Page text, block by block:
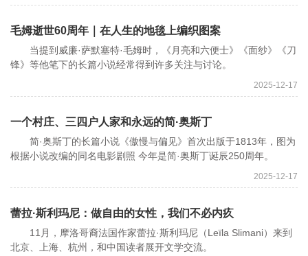
毛姆逝世60周年｜在人生的地毯上编织图案
当提到威廉·萨默塞特·毛姆时，《月亮和六便士》《面纱》《刀
锋》等他笔下的长篇小说经常得到许多关注与讨论。
2025-12-17
一个村庄、三四户人家和永远的简·奥斯丁
简·奥斯丁的长篇小说《傲慢与偏见》首次出版于1813年，图为
根据小说改编的同名电影剧照 今年是简·奥斯丁诞辰250周年。
2025-12-17
蕾拉·斯利玛尼：做自由的女性，我们不必内疚
11月，摩洛哥裔法国作家蕾拉·斯利玛尼（Leïla Slimani）来到
北京、上海、杭州，和中国读者展开文学交流。